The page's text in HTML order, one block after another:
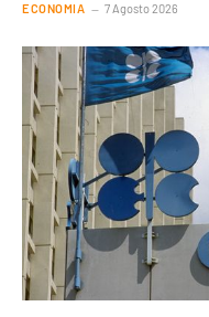
ECONOMIA 7 Agosto 2026